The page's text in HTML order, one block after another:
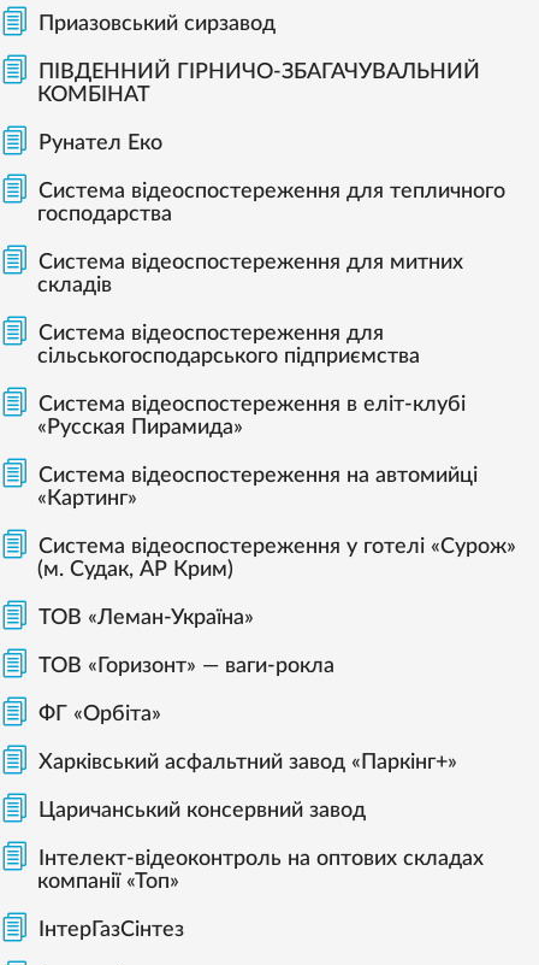
Приазовський сирзавод
ПІВДЕННИЙ ГІРНИЧО-ЗБАГАЧУВАЛЬНИЙ
КОМБІНАТ
Рунател Еко
Система відеоспостереження для тепличного
господарства
Система відеоспостереження для митних
складів
Система відеоспостереження для
сільськогосподарського підприємства
Система відеоспостереження в еліт-клубі
«Русская Пирамида»
Система відеоспостереження на автомийці
«Картинг»
Система відеоспостереження у готелі «Сурож»
(м. Судак, АР Крим)
ТОВ «Леман-Україна»
ТОВ «Горизонт» — ваги-рокла
ФГ «Орбіта»
Харківський асфальтний завод «Паркінг+»
Царичанський консервний завод
Інтелект-відеоконтроль на оптових складах
компанії «Топ»
ІнтерГазСінтез